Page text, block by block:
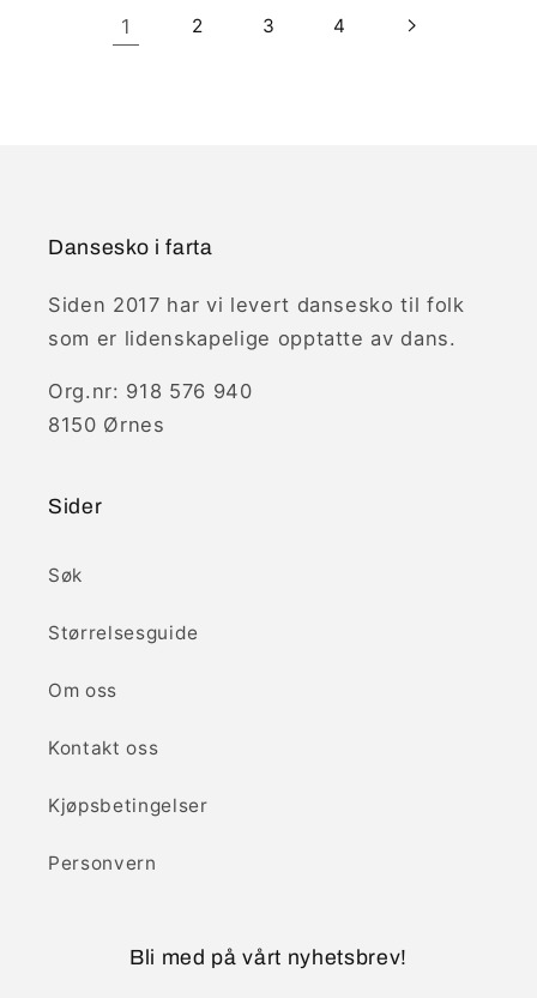
1 2 3 4
Dansesko i farta
Siden 2017 har vi levert dansesko til folk
som er lidenskapelige opptatte av dans.
Org.nr: 918 576 940
8150 Ørnes
Sider
Søk
Størrelsesguide
Om oss
Kontakt oss
Kjøpsbetingelser
Personvern
Bli med på vårt nyhetsbrev!